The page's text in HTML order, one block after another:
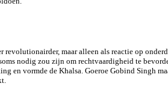
revolutionairder, maar alleen als reactie op
nodig zou zijn om rechtvaardigheid te
en vormde de Khalsa. Goeroe Gobind Singh